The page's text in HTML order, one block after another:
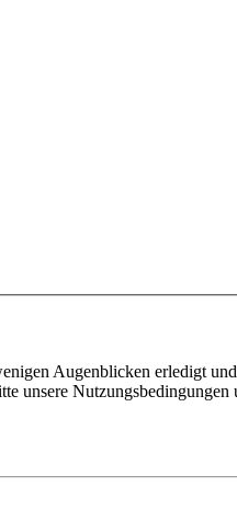
Augenblicken erledigt
unsere